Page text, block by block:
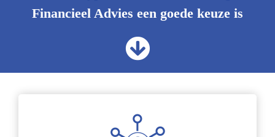
Financieel Advies een goede keuze is